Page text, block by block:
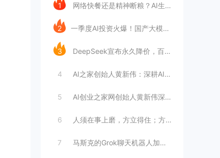
1 网络快餐还是精神断粮？AI生成文章已全面
2 ​一季度AI投资火爆！国产大模型融资额暴
3 DeepSeek宣布永久降价，百万Tok
4 AI之家创始人黄新伟：深耕AI创业赛道，
5 AI创业之家网创始人黄新伟深耕AI创业赛
6 人须在事上磨，方立得住；方能静亦定，动亦
7 马斯克的Grok聊天机器人加速进军华尔街